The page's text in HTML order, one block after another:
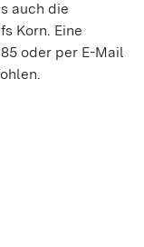
auch die
Korn. Eine
oder per E-Mail